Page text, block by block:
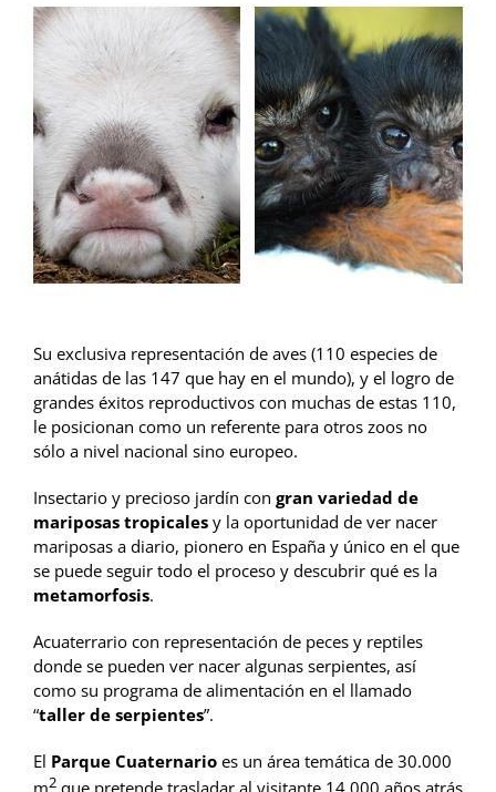
Su exclusiva representación de aves (110 especies de
anátidas de las 147 que hay en el mundo), y el logro de
grandes éxitos reproductivos con muchas de estas 110,
le posicionan como un referente para otros zoos no
sólo a nivel nacional sino europeo.
Insectario y precioso jardín con gran variedad de
mariposas tropicalesy la oportunidad de ver nacer
mariposas a diario, pionero en España y único en el que
se puede seguir todo el proceso y descubrir qué es la
metamorfosis.
Acuaterrario con representación de peces y reptiles
donde se pueden ver nacer algunas serpientes, así
como su programa de alimentación en el llamado
“taller de serpientes”.
El Parque Cuaternarioes un área temática de 30.000
2